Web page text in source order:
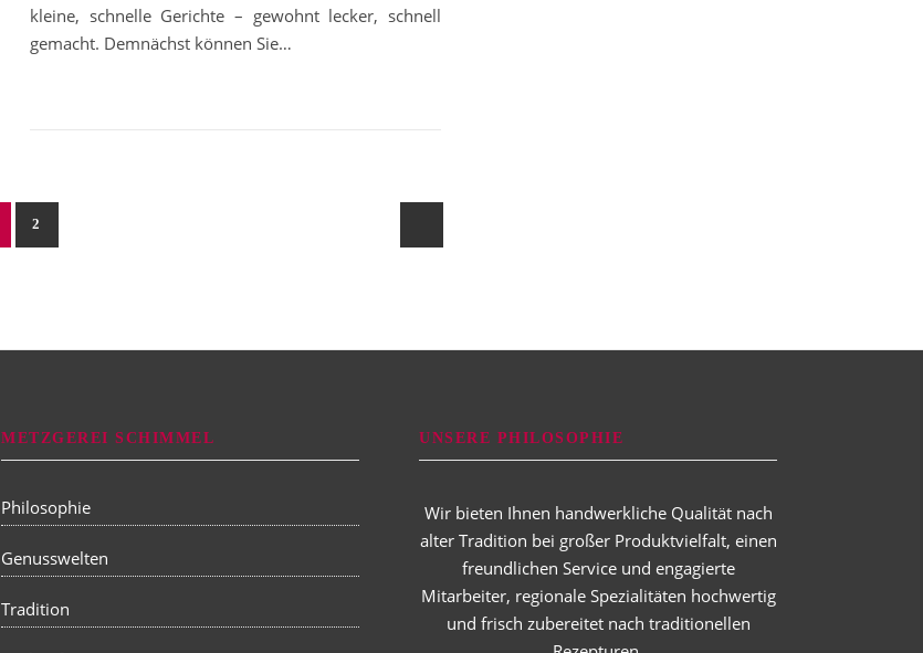
kleine, schnelle Gerichte – gewohnt lecker, schnell
gemacht. Demnächst können Sie…
2
METZGEREI SCHIMMEL
Philosophie
Genusswelten
Tradition
UNSERE PHILOSOPHIE
Wir bieten Ihnen handwerkliche Qualität nach
alter Tradition bei großer Produktvielfalt, einen
freundlichen Service und engagierte
Mitarbeiter, regionale Spezialitäten hochwertig
und frisch zubereitet nach traditionellen